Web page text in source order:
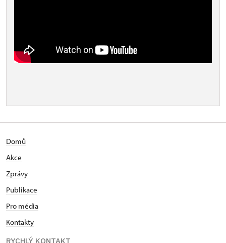
Domů
Akce
Zprávy
Publikace
Pro média
Kontakty
RYCHLÝ KONTAKT